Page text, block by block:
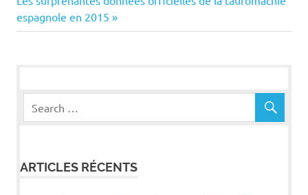
de
Post:
espagnole en 2015
ARTICLES RÉCENTS